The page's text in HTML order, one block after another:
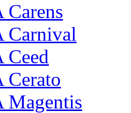
Carnival
Cerato
Magentis